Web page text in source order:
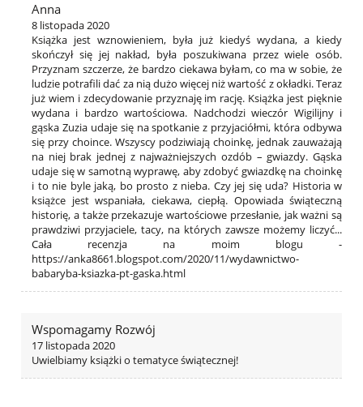
Anna
8 listopada 2020
Książka jest wznowieniem, była już kiedyś wydana, a kiedy
skończył się jej nakład, była poszukiwana przez wiele osób.
Przyznam szczerze, że bardzo ciekawa byłam, co ma w sobie, że
ludzie potrafili dać za nią dużo więcej niż wartość z okładki. Teraz
już wiem i zdecydowanie przyznaję im rację. Książka jest pięknie
wydana i bardzo wartościowa. Nadchodzi wieczór Wigilijny i
gąska Zuzia udaje się na spotkanie z przyjaciółmi, która odbywa
się przy choince. Wszyscy podziwiają choinkę, jednak zauważają
na niej brak jednej z najważniejszych ozdób – gwiazdy. Gąska
udaje się w samotną wyprawę, aby zdobyć gwiazdkę na choinkę
i to nie byle jaką, bo prosto z nieba. Czy jej się uda? Historia w
książce jest wspaniała, ciekawa, ciepłą. Opowiada świąteczną
historię, a także przekazuje wartościowe przesłanie, jak ważni są
prawdziwi przyjaciele, tacy, na których zawsze możemy liczyć...
Cała recenzja na moim blogu -
https://anka8661.blogspot.com/2020/11/wydawnictwo-
babaryba-ksiazka-pt-gaska.html
Wspomagamy Rozwój
17 listopada 2020
Uwielbiamy książki o tematyce świątecznej!